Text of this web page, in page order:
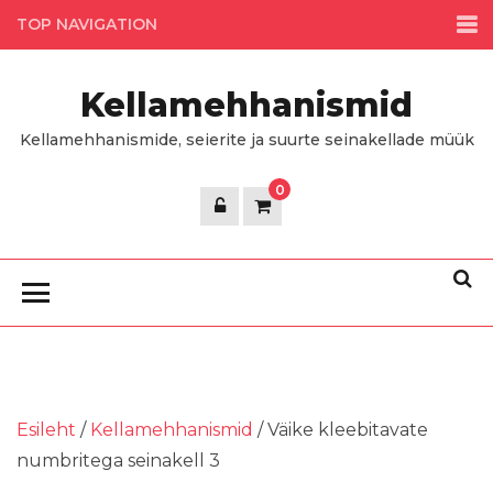
Skip
to
TOP NAVIGATION
Kellamehhanismid
Kellamehhanismide, seierite ja suurte seinakellade müük
0
Esileht / Kellamehhanismid / Väike kleebitavate
numbritega seinakell 3